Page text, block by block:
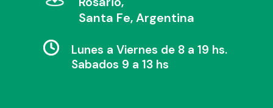
Santa Fe, Argentina
Lunes a Viernes de 8 a 19 hs.
Sabados 9 a 13 hs